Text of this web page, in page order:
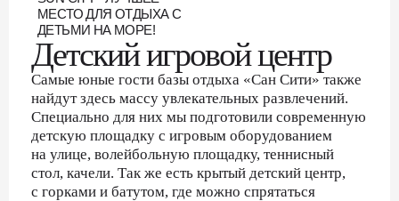
МЕСТО ДЛЯ ОТДЫХА С
ДЕТЬМИ НА МОРЕ!
Детский игровой центр
Самые юные гости базы отдыха «Сан Сити» также
найдут здесь массу увлекательных развлечений.
Специально для них мы подготовили современную
детскую площадку с игровым оборудованием
на улице, волейбольную площадку, теннисный
стол, качели. Так же есть крытый детский центр,
с горками и батутом, где можно спрятаться